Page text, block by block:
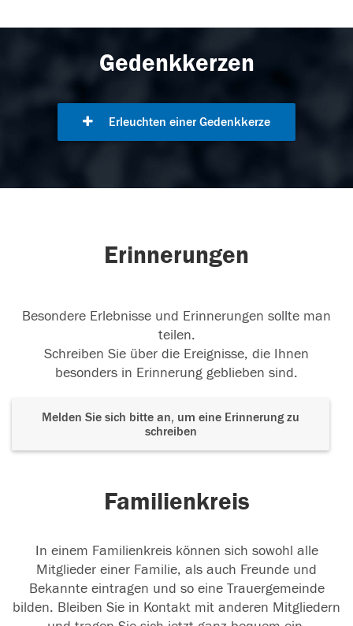
Gedenkkerzen
Erleuchten einer Gedenkkerze
Erinnerungen
Besondere Erlebnisse und Erinnerungen sollte man
teilen.
Schreiben Sie über die Ereignisse, die Ihnen
besonders in Erinnerung geblieben sind.
Melden Sie sich bitte an, um eine Erinnerung zu
schreiben
Familienkreis
In einem Familienkreis können sich sowohl alle
Mitglieder einer Familie, als auch Freunde und
Bekannte eintragen und so eine Trauergemeinde
bilden. Bleiben Sie in Kontakt mit anderen Mitgliedern